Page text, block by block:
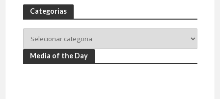
Categorias
Media of the Day